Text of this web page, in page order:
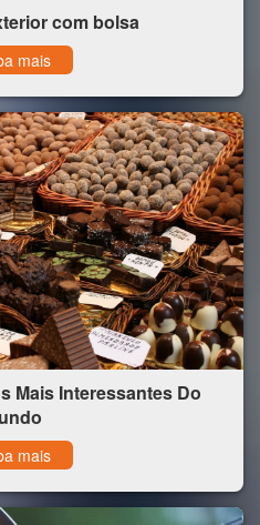
com bolsa
mais
Mais Interessantes Do
mais